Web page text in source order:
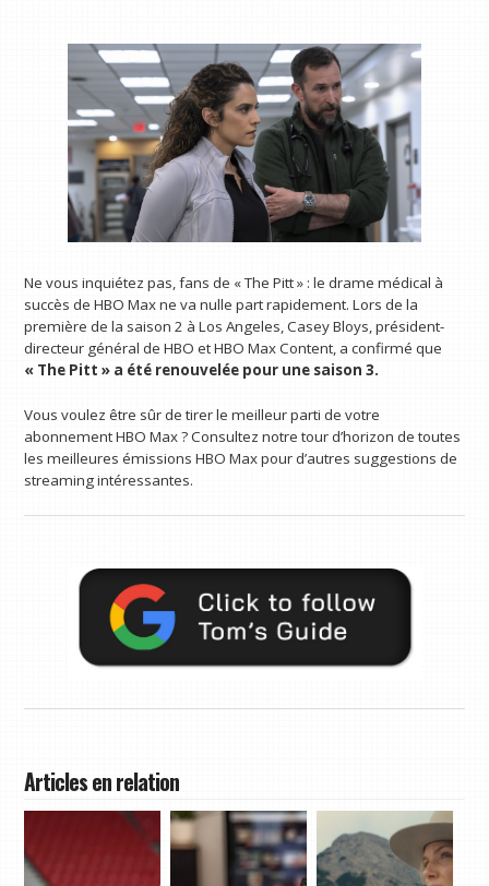
Ne vous inquiétez pas, fans de « The Pitt » : le drame médical à
succès de HBO Max ne va nulle part rapidement. Lors de la
première de la saison 2 à Los Angeles, Casey Bloys, président-
directeur général de HBO et HBO Max Content, a confirmé que
« The Pitt » a été renouvelée pour une saison 3.
Vous voulez être sûr de tirer le meilleur parti de votre
abonnement HBO Max ? Consultez notre tour d’horizon de toutes
les meilleures émissions HBO Max pour d’autres suggestions de
streaming intéressantes.
Articles en relation